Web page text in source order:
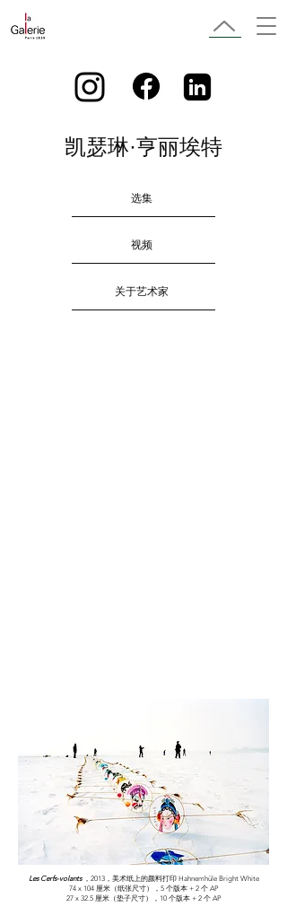
凯瑟琳·亨丽埃特
选集
视频
关于艺术家
Les Cerfs-volants，2013，美术纸上的颜料打印 Hahnemhüle Bright White
74 x 104 厘米（纸张尺寸），5 个版本 + 2 个 AP
27 x 32.5 厘米（垫子尺寸），10 个版本 + 2 个 AP